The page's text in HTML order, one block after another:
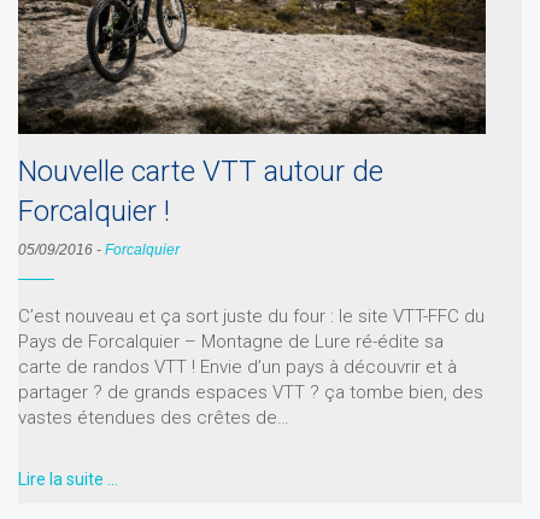
Nouvelle carte VTT autour de
Forcalquier !
05/09/2016 - Forcalquier
C’est nouveau et ça sort juste du four : le site VTT-FFC du
Pays de Forcalquier – Montagne de Lure ré-édite sa
carte de randos VTT ! Envie d’un pays à découvrir et à
partager ? de grands espaces VTT ? ça tombe bien, des
vastes étendues des crêtes de…
Lire la suite …